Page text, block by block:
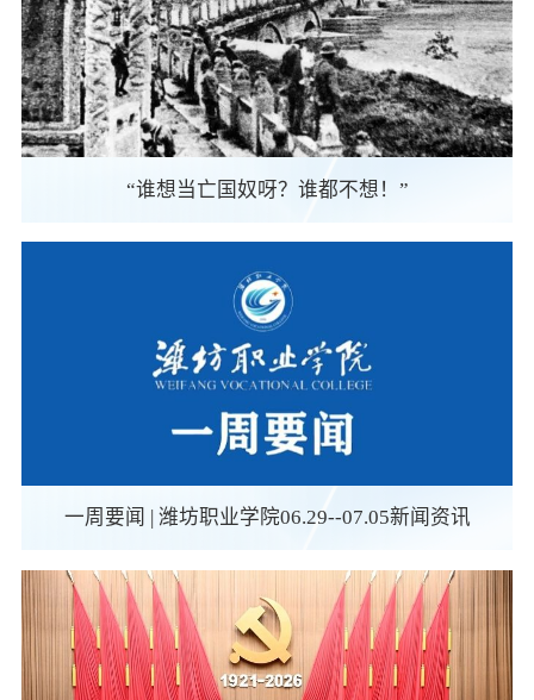
“谁想当亡国奴呀？谁都不想！”
一周要闻 | 潍坊职业学院06.29--07.05新闻资讯